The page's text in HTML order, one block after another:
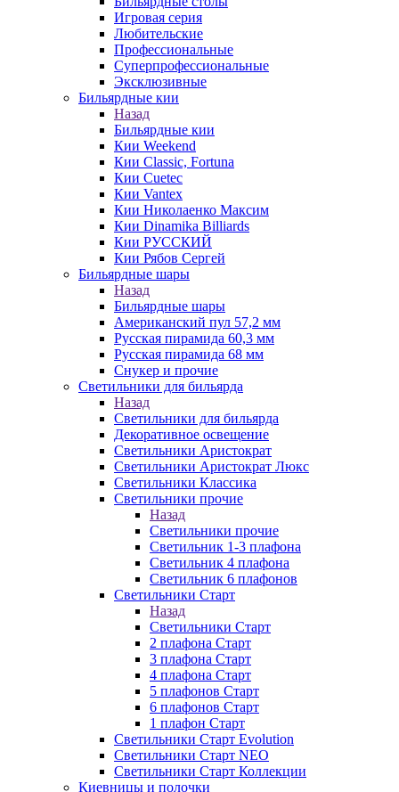
Игровая серия
Любительские
Профессиональные
Суперпрофессиональные
Эксклюзивные
Бильярдные кии
Назад
Бильярдные кии
Кии Weekend
Кии Classic, Fortuna
Кии Cuetec
Кии Vantex
Кии Николаенко Максим
Кии Dinamika Billiards
Кии РУССКИЙ
Кии Рябов Сергей
Бильярдные шары
Назад
Бильярдные шары
Американский пул 57,2 мм
Русская пирамида 60,3 мм
Русская пирамида 68 мм
Снукер и прочие
Светильники для бильярда
Назад
Светильники для бильярда
Декоративное освещение
Светильники Аристократ
Светильники Аристократ Люкс
Светильники Классика
Светильники прочие
Назад
Светильники прочие
Светильник 1-3 плафона
Светильник 4 плафона
Светильник 6 плафонов
Светильники Старт
Назад
Светильники Старт
2 плафона Старт
3 плафона Старт
4 плафона Старт
5 плафонов Старт
6 плафонов Старт
1 плафон Старт
Светильники Старт Evolution
Светильники Старт NEO
Светильники Старт Коллекции
Киевницы и полочки